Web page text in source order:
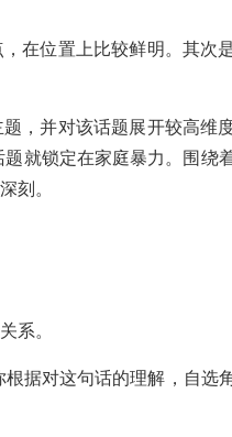
在位置上比较鲜明。其次
，并对该话题展开较高维
就锁定在家庭暴力。围绕
刻。
系。
据对这句话的理解，自选